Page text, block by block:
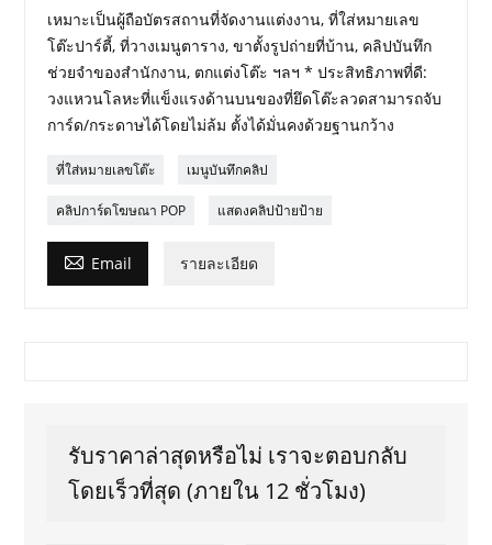
เหมาะเป็นผู้ถือบัตรสถานที่จัดงานแต่งงาน, ที่ใส่หมายเลข
โต๊ะปาร์ตี้, ที่วางเมนูตาราง, ขาตั้งรูปถ่ายที่บ้าน, คลิปบันทึก
ช่วยจำของสำนักงาน, ตกแต่งโต๊ะ ฯลฯ * ประสิทธิภาพที่ดี:
วงแหวนโลหะที่แข็งแรงด้านบนของที่ยึดโต๊ะลวดสามารถจับ
การ์ด/กระดาษได้โดยไม่ล้ม ตั้งได้มั่นคงด้วยฐานกว้าง
ที่ใส่หมายเลขโต๊ะ เมนูบันทึกคลิป
คลิปการ์ดโฆษณา POP แสดงคลิปป้ายป้าย
 Email รายละเอียด
รับราคาล่าสุดหรือไม่ เราจะตอบกลับ
โดยเร็วที่สุด (ภายใน 12 ชั่วโมง)